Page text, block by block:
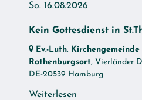
So. 16.08.2026
Kein Gottesdienst in
Ev.-Luth.
Rothenburgsort, Vierländer
DE-20539 Hamburg
Weiterlesen